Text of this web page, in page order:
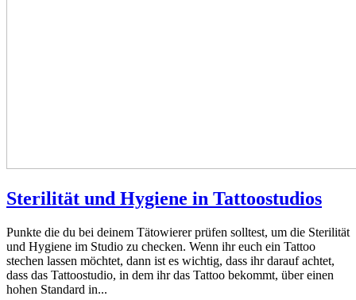
Sterilität und Hygiene in Tattoostudios
Punkte die du bei deinem Tätowierer prüfen solltest, um die Sterilität
und Hygiene im Studio zu checken. Wenn ihr euch ein Tattoo
stechen lassen möchtet, dann ist es wichtig, dass ihr darauf achtet,
dass das Tattoostudio, in dem ihr das Tattoo bekommt, über einen
hohen Standard in...